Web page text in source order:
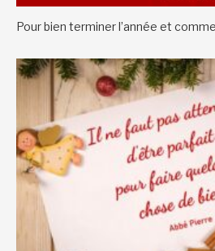
Pour bien terminer l’année et